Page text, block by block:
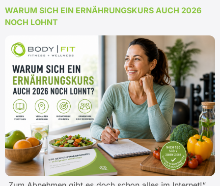
WARUM SICH EIN ERNÄHRUNGSKURS AUCH 2026
NOCH LOHNT